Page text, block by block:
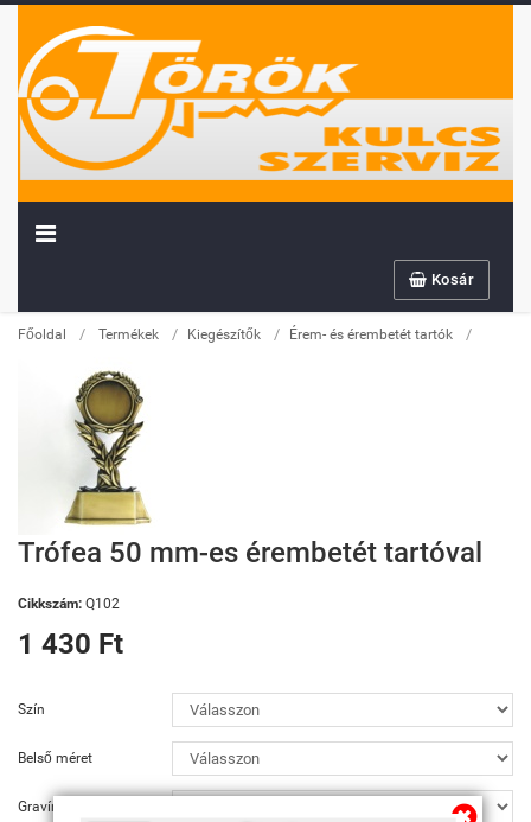
Kosár
Főoldal / Termékek / Kiegészítők / Érem- és érembetét tartók /
Trófea 50 mm-es érembetét tartóval
Cikkszám: Q102
1 430 Ft
Szín
Belső méret
Gravírozás